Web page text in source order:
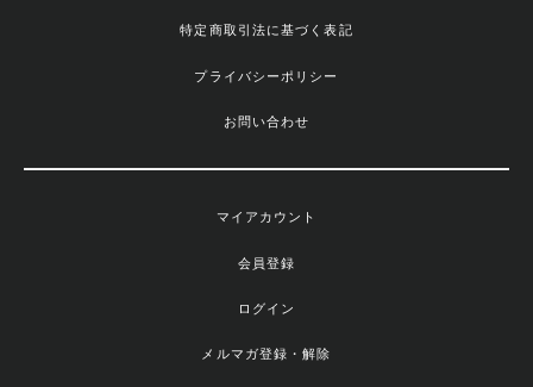
特定商取引法に基づく表記
プライバシーポリシー
お問い合わせ
マイアカウント
会員登録
ログイン
メルマガ登録・解除